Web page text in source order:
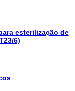
esterilização de
6)